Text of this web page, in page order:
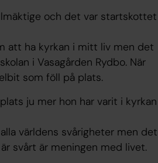
och det var startskottet
att ha kyrkan i mitt liv men det
i Vasagården Rydbo. När
som föll på plats.
ju mer hon har varit i kyrkan
världens svårigheter men det
svårt är meningen med livet.